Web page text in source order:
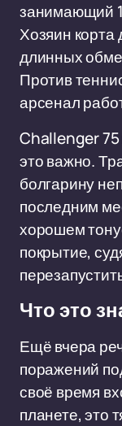
занимающий
Хозяин корта
длинных
Против
арсенал
Challenger 75
это важно.
болгарину
последним
хорошем
покрытие,
Что это
Ещё вчера
поражений
своё время
планете, это